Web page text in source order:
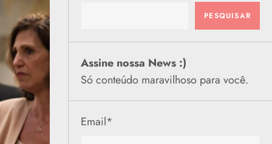
PESQUISAR
Assine nossa News :)
Só conteúdo maravilhoso para você.
Email*